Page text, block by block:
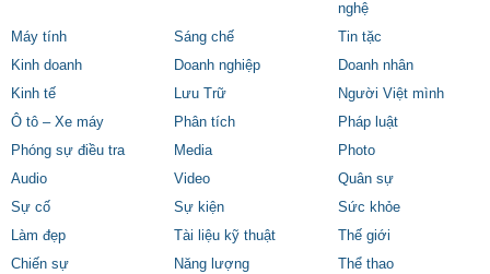
nghệ
Máy tính
Sáng chế
Tin tặc
Kinh doanh
Doanh nghiệp
Doanh nhân
Kinh tế
Lưu Trữ
Người Việt mình
Ô tô – Xe máy
Phân tích
Pháp luật
Phóng sự điều tra
Media
Photo
Audio
Video
Quân sự
Sự cố
Sự kiện
Sức khỏe
Làm đẹp
Tài liệu kỹ thuật
Thế giới
Chiến sự
Năng lượng Thể thao